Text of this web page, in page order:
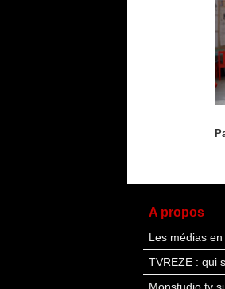
A propos
Les médias
TVREZE : qui